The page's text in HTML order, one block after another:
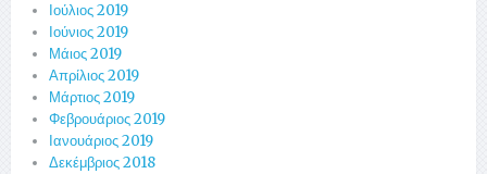
Ιούλιος 2019
Ιούνιος 2019
Μάιος 2019
Απρίλιος 2019
Μάρτιος 2019
Φεβρουάριος 2019
Ιανουάριος 2019
Δεκέμβριος 2018